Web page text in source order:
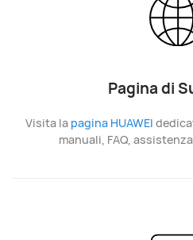
Pagina di
Visita la pagina HUAWEI
manuali, FAQ,